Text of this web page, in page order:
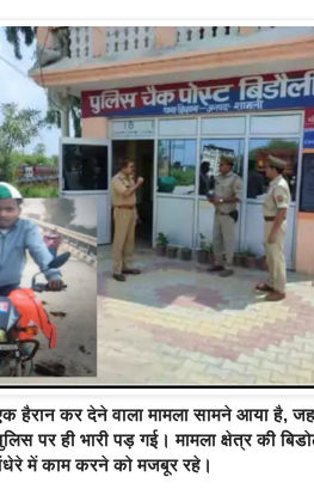
हैरान कर देने वाला मामला सामने आया है,
पर ही भारी पड़ गई। मामलाक्षेत्र की
में काम करने को मजबूर रहे।